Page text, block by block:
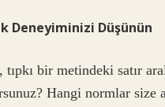
Deneyiminizi Düşünün
bir metindeki satır
Hangi normlar size